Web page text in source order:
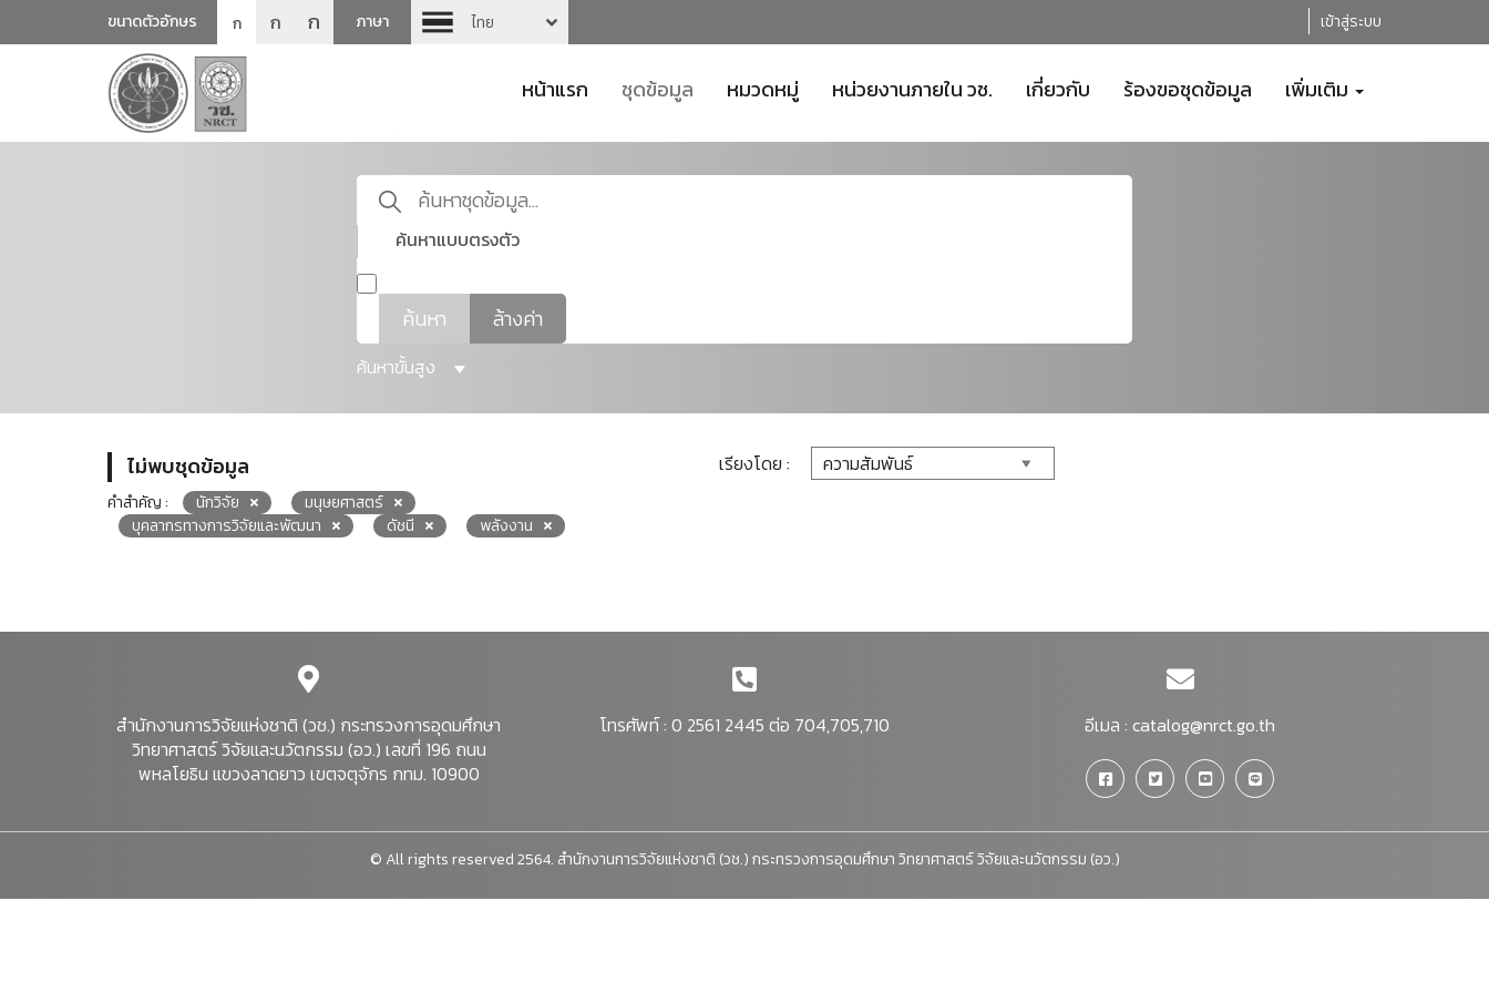
ขนาดตัวอักษร ก ก ก ภาษา ไทย เข้าสู่ระบบ
หน้าแรก ชุดข้อมูล หมวดหมู่ หน่วยงานภายใน วช. เกี่ยวกับ ร้องขอชุดข้อมูล เพิ่มเติม
ค้นหาแบบตรงตัว
ค้นหา ล้างค่า
ค้นหาขั้นสูง
ไม่พบชุดข้อมูล
คำสำคัญ : นักวิจัย
มนุษยศาสตร์
บุคลากรทางการวิจัยและพัฒนา
ดัชนี พลังงาน
เรียงโดย :
สำนักงานการวิจัยแห่งชาติ (วช.) กระทรวงการอุดมศึกษา
วิทยาศาสตร์ วิจัยและนวัตกรรม (อว.) เลขที่ 196 ถนน
พหลโยธิน แขวงลาดยาว เขตจตุจักร กทม. 10900
โทรศัพท์ : 0 2561 2445 ต่อ 704,705,710 อีเมล :catalog@nrct.go.th
© All rights reserved 2564. สำนักงานการวิจัยแห่งชาติ (วช.) กระทรวงการอุดมศึกษา วิทยาศาสตร์ วิจัยและนวัตกรรม (อว.)